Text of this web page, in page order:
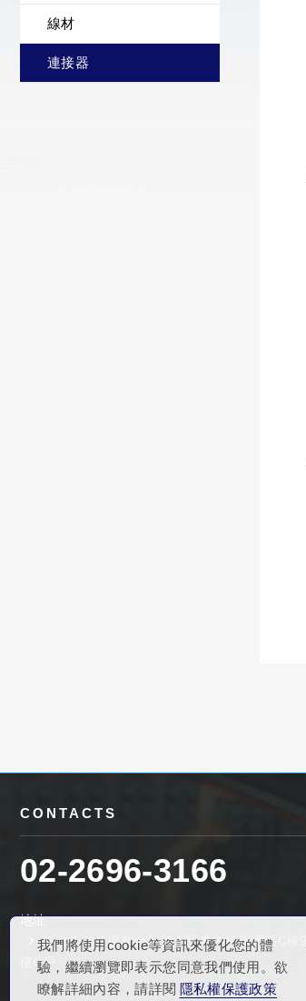
我們將使用cookie等資訊來優化您的體
驗，繼續瀏覽即表示您同意我們使用。欲
瞭解詳細內容，請詳閱 隱私權保護政策
線材
連接器
CONTACTS
02-2696-3166
地址
新北市汐止區新台五路１段東方科學園區C棟
樓C戶